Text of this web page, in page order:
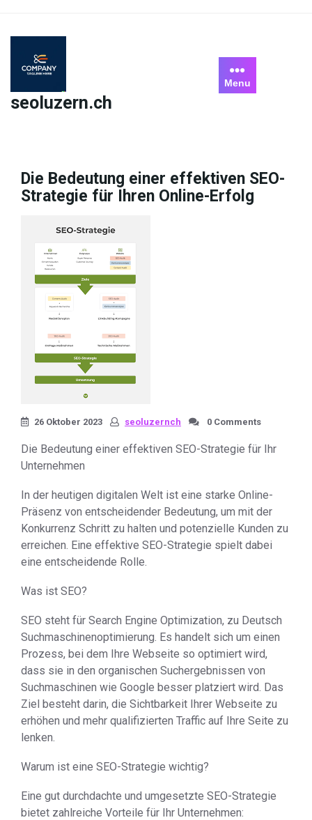
content
seoluzern.ch
Menu
Die Bedeutung einer effektiven SEO-
Strategie für Ihren Online-Erfolg
26 Oktober 2023 seoluzernch 0 Comments
Die Bedeutung einer effektiven SEO-Strategie für Ihr
Unternehmen
In der heutigen digitalen Welt ist eine starke Online-
Präsenz von entscheidender Bedeutung, um mit der
Konkurrenz Schritt zu halten und potenzielle Kunden zu
erreichen. Eine effektive SEO-Strategie spielt dabei
eine entscheidende Rolle.
Was ist SEO?
SEO steht für Search Engine Optimization, zu Deutsch
Suchmaschinenoptimierung. Es handelt sich um einen
Prozess, bei dem Ihre Webseite so optimiert wird,
dass sie in den organischen Suchergebnissen von
Suchmaschinen wie Google besser platziert wird. Das
Ziel besteht darin, die Sichtbarkeit Ihrer Webseite zu
erhöhen und mehr qualifizierten Traffic auf Ihre Seite zu
lenken.
Warum ist eine SEO-Strategie wichtig?
Eine gut durchdachte und umgesetzte SEO-Strategie
bietet zahlreiche Vorteile für Ihr Unternehmen: